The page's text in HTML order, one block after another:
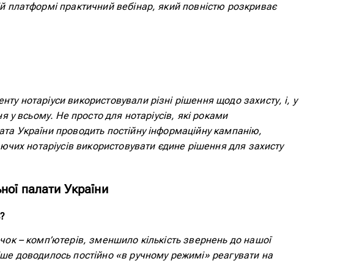
платформі практичний вебінар, який повністю розкриває
нотаріуси використовували різні рішення щодо захисту, і, у
у всьому. Не просто для нотаріусів, які роками
України проводить постійну інформаційну кампанію,
нотаріусів використовувати єдине рішення для захисту
палати України
– комп’ютерів, зменшило кількість звернень до нашої
доводилось постійно «в ручному режимі» реагувати на